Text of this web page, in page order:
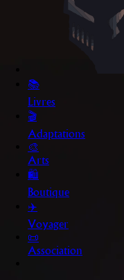
📚
Livres
🎬
Adaptations
🎨
Arts
🛍️
Boutique
✈️
Voyager
📜
Association